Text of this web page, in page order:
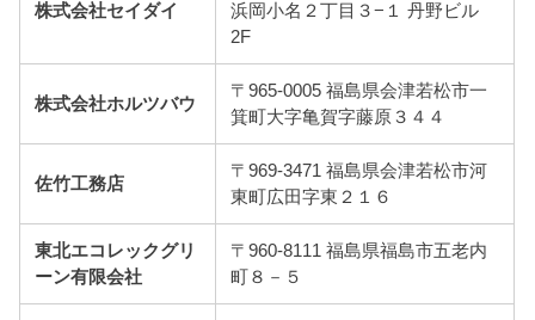
株式会社セイダイ
浜岡小名２丁目３−１ 丹野ビル
2F
株式会社ホルツバウ
〒965-0005 福島県会津若松市一
箕町大字亀賀字藤原３４４
佐竹工務店
〒969-3471 福島県会津若松市河
東町広田字東２１６
東北エコレックグリ
ーン有限会社
〒960-8111 福島県福島市五老内
町８－５